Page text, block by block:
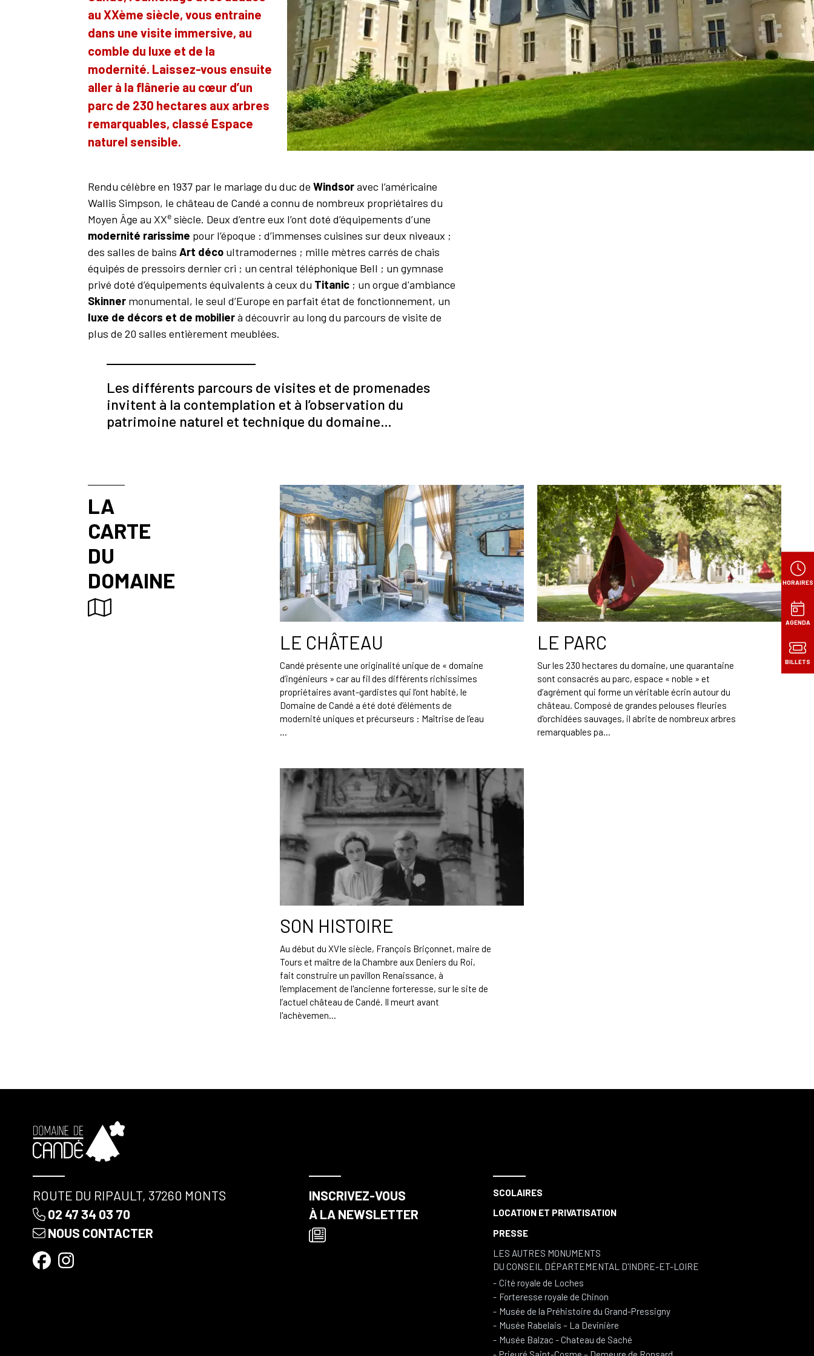
au XXème siècle, vous entraine
dans une visite immersive, au
comble du luxe et de la
modernité. Laissez-vous ensuite
aller à la flânerie au cœur d’un
parc de 230 hectares aux arbres
remarquables, classé Espace
naturel sensible.
Rendu célèbre en 1937 par le mariage du duc deWindsoravec l’américaine
Wallis Simpson, le château de Candé a connu de nombreux propriétaires du
Moyen Âge au XXe siècle. Deux d’entre eux l’ont doté d’équipements d’une
modernité rarissime pour l’époque : d’immenses cuisines sur deux niveaux ;
des salles de bainsArt déco ultramodernes ; mille mètres carrés de chais
équipés de pressoirs dernier cri ; un central téléphonique Bell ; un gymnase
privé doté d’équipements équivalents à ceux du Titanic ; un orgue d'ambiance
Skinner monumental, le seul d’Europe en parfait état de fonctionnement, un
luxe de décors et de mobilierà découvrir au long du parcours de visite de
plus de 20 salles entièrement meublées.
Les différents parcours de visites et de promenades
invitent à la contemplation et à l’observation du
patrimoine naturel et technique du domaine…
LA
CARTE
DU
DOMAINE
LE CHÂTEAU
Candé présente une originalité unique de « domaine
d’ingénieurs » car au fil des différents richissimes
propriétaires avant-gardistes qui l’ont habité, le
Domaine de Candé a été doté d’éléments de
modernité uniques et précurseurs : Maîtrise de l’eau
...
LE PARC
Sur les 230 hectares du domaine, une quarantaine
sont consacrés au parc, espace « noble » et
d’agrément qui forme un véritable écrin autour du
château. Composé de grandes pelouses fleuries
d'orchidées sauvages, il abrite de nombreux arbres
remarquables pa...
SON HISTOIRE
Au début du XVIe siècle, François Briçonnet, maire de
Tours et maître de la Chambre aux Deniers du Roi,
fait construire un pavillon Renaissance, à
l'emplacement de l'ancienne forteresse, sur le site de
l’actuel château de Candé. Il meurt avant
l'achèvemen...
ROUTE DU RIPAULT, 37260 MONTS
02 47 34 03 70
NOUS CONTACTER
INSCRIVEZ-VOUS
À LA NEWSLETTER
SCOLAIRES
LOCATION ET PRIVATISATION
PRESSE
LES AUTRES MONUMENTS
DU CONSEIL DÉPARTEMENTAL D'INDRE-ET-LOIRE
Cité royale de Loches
Forteresse royale de Chinon
Musée de la Préhistoire du Grand-Pressigny
Musée Rabelais – La Devinière
Musée Balzac - Chateau de Saché
HORAIRES
AGENDA
BILLETS